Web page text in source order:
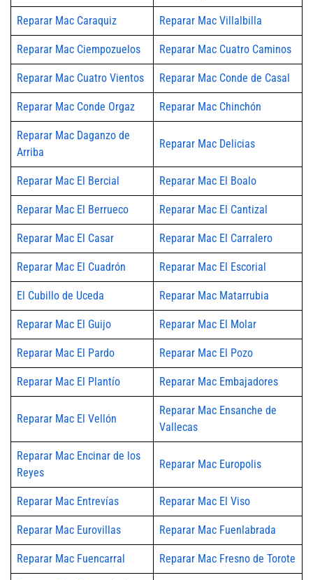
Reparar Mac Caraquiz Reparar Mac Villalbilla
Reparar Mac Ciempozuelos Reparar Mac Cuatro Caminos
Reparar Mac Cuatro Vientos Reparar Mac Conde de Casal
Reparar Mac Conde Orgaz Reparar Mac Chinchón
Reparar Mac Daganzo de
Arriba
Reparar Mac Delicias
Reparar Mac El Bercial Reparar Mac El Boalo
Reparar Mac El Berrueco Reparar Mac El Cantizal
Reparar Mac El Casar Reparar Mac El Carralero
Reparar Mac El Cuadrón Reparar Mac El Escorial
El Cubillo de Uceda Reparar Mac Matarrubia
Reparar Mac El Guijo Reparar Mac El Molar
Reparar Mac El Pardo Reparar Mac El Pozo
Reparar Mac El Plantío Reparar Mac Embajadores
Reparar Mac El Vellón
Reparar Mac Ensanche de
Vallecas
Reparar Mac Encinar de los
Reyes
Reparar Mac Europolis
Reparar Mac Entrevías Reparar Mac El Viso
Reparar Mac Eurovillas Reparar Mac Fuenlabrada
Reparar Mac Fuencarral Reparar Mac Fresno de Torote